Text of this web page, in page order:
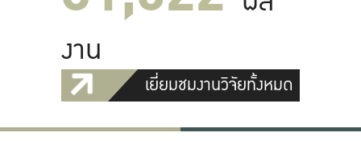
งาน
เยี่ยมชมงานวิจัยทั้งหมด